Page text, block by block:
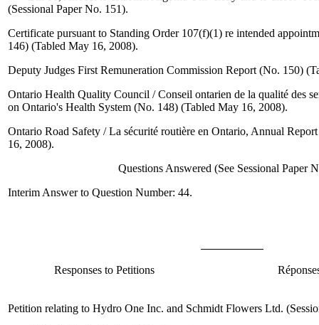
(Sessional Paper No. 151).
Certificate pursuant to Standing Order 107(f)(1) re intended
146) (Tabled May 16, 2008).
Deputy Judges First Remuneration Commission Report (No. 150)
Ontario Health Quality Council / Conseil ontarien de la qualité des
on Ontario's Health System (No. 148) (Tabled May 16, 2008).
Ontario Road Safety / La sécurité routière en Ontario, Annual
16, 2008).
Questions Answered (See Sessional Paper
Interim Answer to Question Number: 44.
Responses to Petitions
Petition relating to Hydro One Inc. and Schmidt Flowers Ltd.